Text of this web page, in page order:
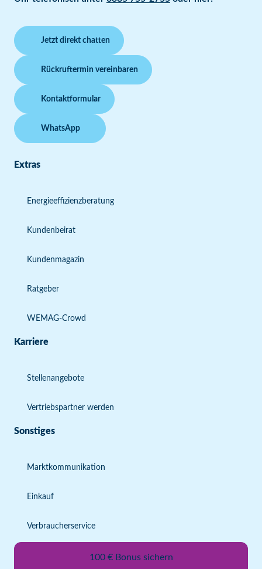
Jetzt direkt chatten
Rückruftermin vereinbaren
Kontaktformular
WhatsApp
Extras
Energieeffizienzberatung
Kundenbeirat
Kundenmagazin
Ratgeber
WEMAG-Crowd
Karriere
Stellenangebote
Vertriebspartner werden
Sonstiges
Marktkommunikation
Einkauf
Verbraucherservice
100 € Bonus sichern